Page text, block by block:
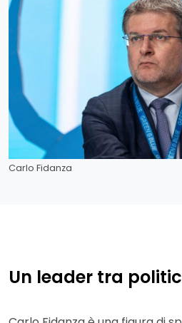
Carlo Fidanza
Un leader tra